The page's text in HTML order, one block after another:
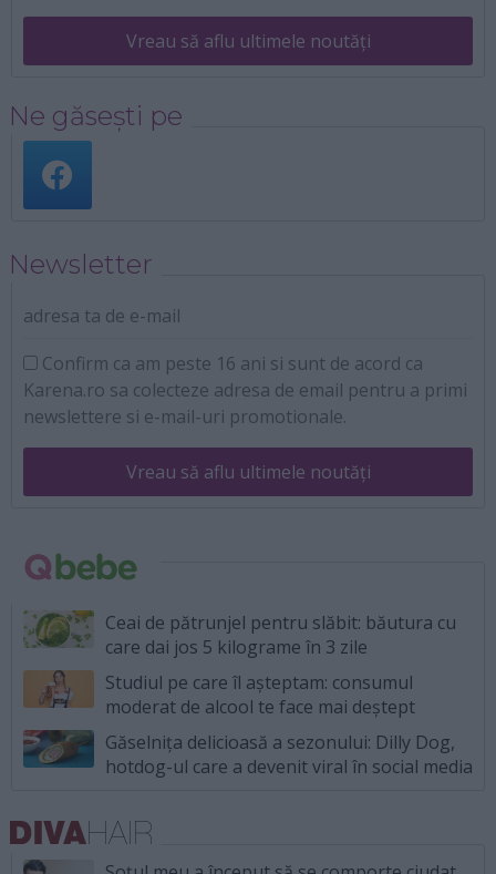
Vreau să aflu ultimele noutăți
Ne găsești pe
Newsletter
adresa ta de e-mail
Confirm ca am peste 16 ani si sunt de acord ca
Karena.ro sa colecteze adresa de email pentru a primi
newslettere si e-mail-uri promotionale.
Vreau să aflu ultimele noutăți
Ceai de pătrunjel pentru slăbit: băutura cu
care dai jos 5 kilograme în 3 zile
Studiul pe care îl așteptam: consumul
moderat de alcool te face mai deștept
Găselnița delicioasă a sezonului: Dilly Dog,
hotdog-ul care a devenit viral în social media